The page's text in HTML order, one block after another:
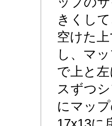
きくし
空けた
し、マ
で上と
スずつ
にマッ